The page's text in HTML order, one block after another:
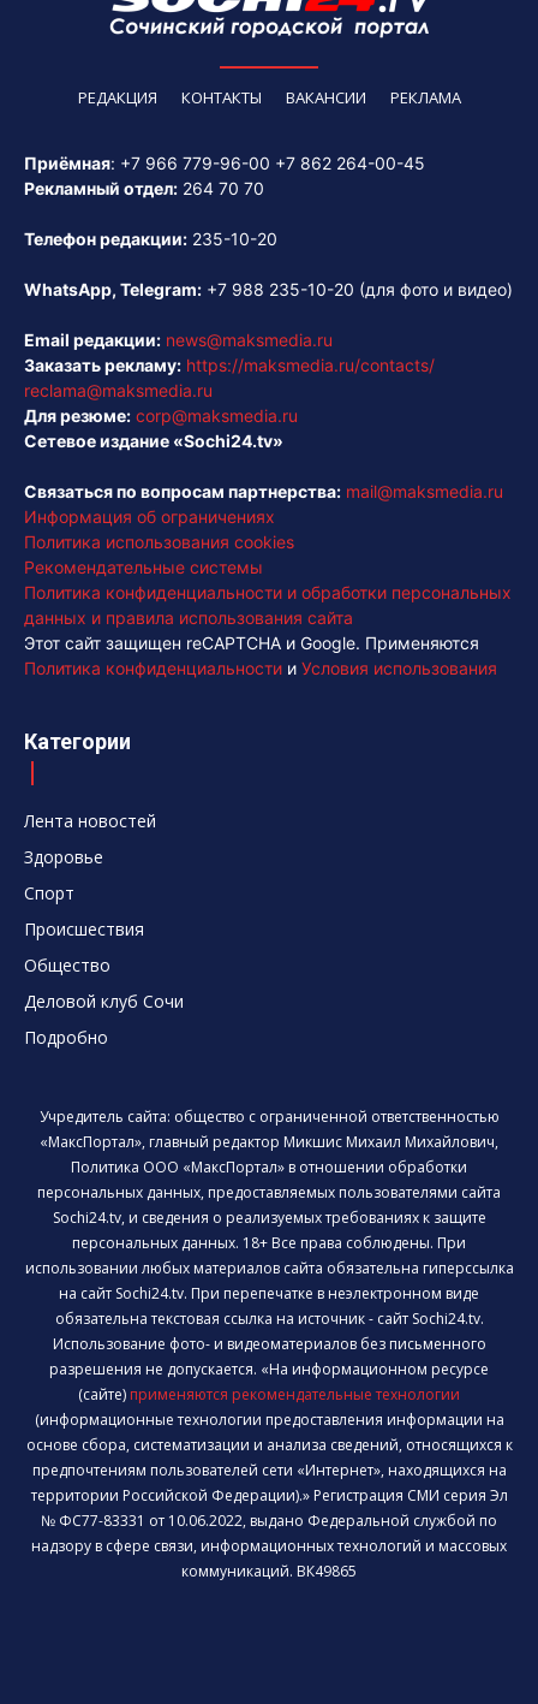
РЕДАКЦИЯ КОНТАКТЫ ВАКАНСИИ РЕКЛАМА
Приёмная: +7 966 779-96-00 +7 862 264-00-45
Рекламный отдел: 264 70 70
Телефон редакции: 235-10-20
WhatsApp, Telegram: +7 988 235-10-20 (для фото и видео)
Email редакции: news@maksmedia.ru
Заказать рекламу: https://maksmedia.ru/contacts/
reclama@maksmedia.ru
Для резюме: corp@maksmedia.ru
Сетевое издание «Sochi24.tv»
Связаться по вопросам партнерства: mail@maksmedia.ru
Информация об ограничениях
Политика использования cookies
Рекомендательные системы
Политика конфиденциальности и обработки персональных
данных и правила использования сайта
Этот сайт защищен reCAPTCHA и Google. Применяются
Политика конфиденциальности и Условия использования
Категории
Лента новостей
Здоровье
Спорт
Происшествия
Общество
Деловой клуб Сочи
Подробно
Учредитель сайта: общество с ограниченной ответственностью
«МаксПортал», главный редактор Микшис Михаил Михайлович,
Политика ООО «МаксПортал» в отношении обработки
персональных данных, предоставляемых пользователями сайта
Sochi24.tv, и сведения о реализуемых требованиях к защите
персональных данных. 18+ Все права соблюдены. При
использовании любых материалов сайта обязательна гиперссылка
на сайт Sochi24.tv. При перепечатке в неэлектронном виде
обязательна текстовая ссылка на источник - сайт Sochi24.tv.
Использование фото- и видеоматериалов без письменного
разрешения не допускается. «На информационном ресурсе
(сайте) применяются рекомендательные технологии
(информационные технологии предоставления информации на
основе сбора, систематизации и анализа сведений, относящихся к
предпочтениям пользователей сети «Интернет», находящихся на
территории Российской Федерации).» Регистрация СМИ серия Эл
№ ФС77-83331 от 10.06.2022, выдано Федеральной службой по
надзору в сфере связи, информационных технологий и массовых
коммуникаций. ВК49865